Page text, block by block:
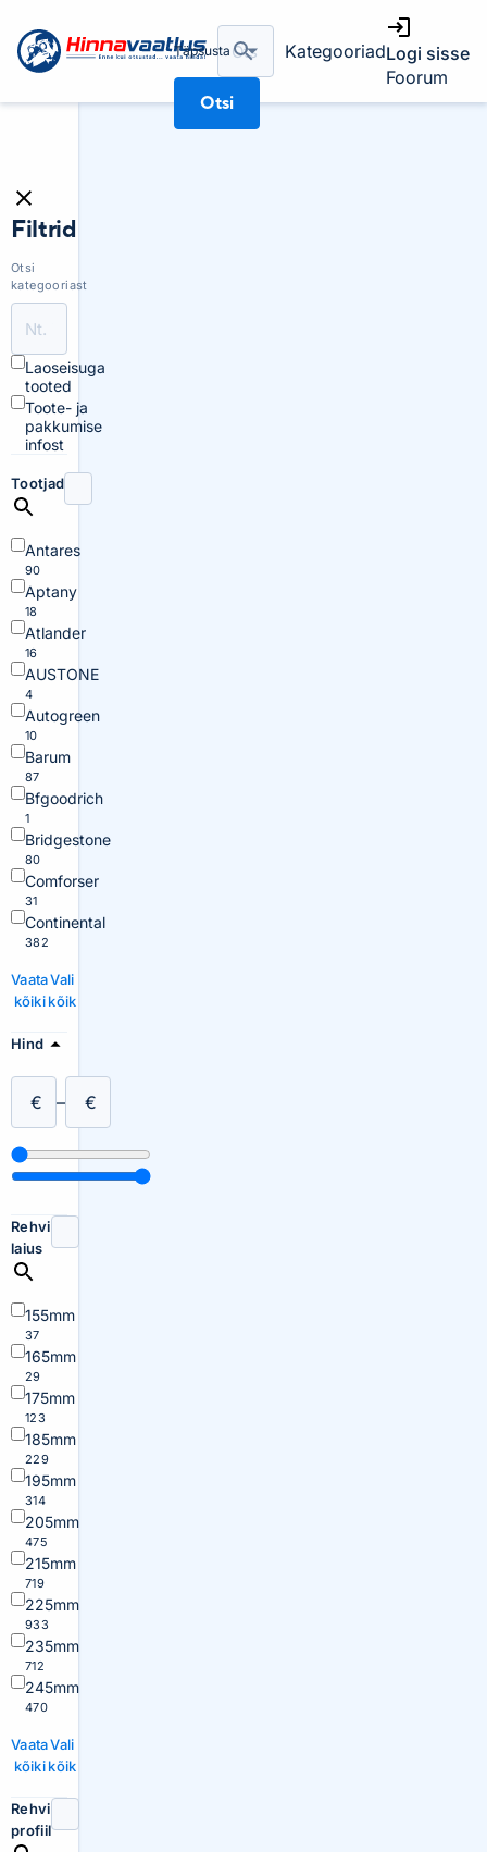
Täpsusta
Otsi
KategooriadLogi sisse
Foorum
Filtrid
Otsi
kategooriast
Laoseisuga
tooted
Toote- ja
pakkumise
infost
Tootjad
Antares
90
Aptany
18
Atlander
16
AUSTONE
4
Autogreen
10
Barum
87
Bfgoodrich
1
Bridgestone
80
Comforser
31
Continental
382
Vaata
kõiki
Vali
kõik
Hind
€ – €
Rehvi
laius
155mm
37
165mm
29
175mm
123
185mm
229
195mm
314
205mm
475
215mm
719
225mm
933
235mm
712
245mm
470
Vaata
kõiki
Vali
kõik
Rehvi
profiil